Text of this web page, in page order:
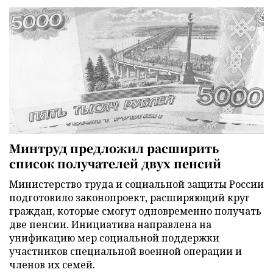
Минтруд предложил расширить
список получателей двух пенсий
Министерство труда и социальной защиты России
подготовило законопроект, расширяющий круг
граждан, которые смогут одновременно получать
две пенсии. Инициатива направлена на
унификацию мер социальной поддержки
участников специальной военной операции и
членов их семей.